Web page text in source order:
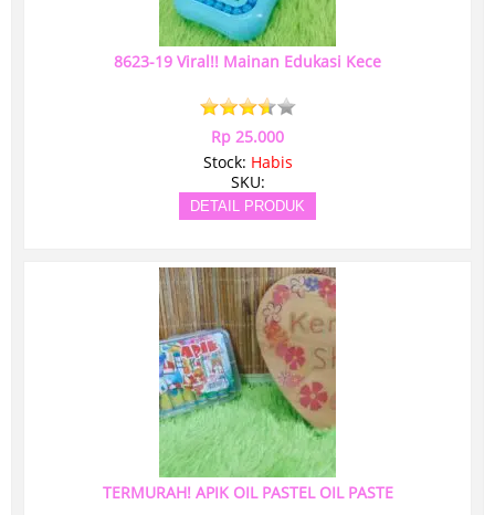
8623-19 Viral!! Mainan Edukasi Kece
Rp 25.000
Stock: Habis
SKU:
DETAIL PRODUK
TERMURAH! APIK OIL PASTEL OIL PASTE